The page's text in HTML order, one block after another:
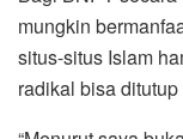
mungkin
situs-situs Islam
radikal bisa